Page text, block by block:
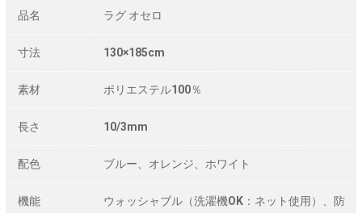
品名 ラグ オセロ
寸法 130×185cm
素材 ポリエステル100％
長さ 10/3mm
配色 ブルー、オレンジ、ホワイト
機能
ウォッシャブル（洗濯機OK：ネット使用）、防